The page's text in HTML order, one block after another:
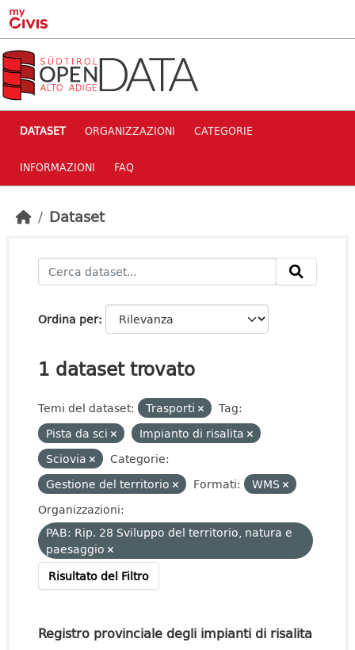
Skip to main content
DATASET ORGANIZZAZIONI CATEGORIE
INFORMAZIONI FAQ
Dataset
Ordina per
1 dataset trovato
Temi del dataset: Trasporti
Tag:
Pista da sci
Impianto di risalita
Sciovia
Categorie:
Gestione del territorio
Formati:
WMS
Organizzazioni:
PAB: Rip. 28 Sviluppo del territorio, natura e
paesaggio
Risultato del Filtro
Registro provinciale degli impianti di risalita